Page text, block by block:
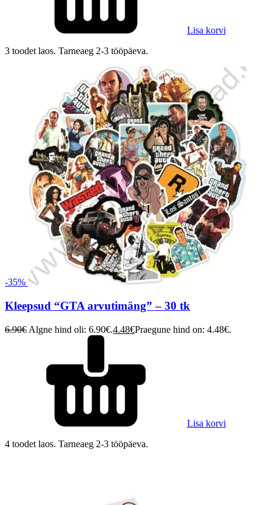
Lisa korvi
3 toodet laos. Tarneaeg 2-3 tööpäeva.
-35%
Kleepsud “GTA arvutimäng” – 30 tk
6.90€ Algne hind oli: 6.90€.4.48€Praegune hind on: 4.48€.
Lisa korvi
4 toodet laos. Tarneaeg 2-3 tööpäeva.